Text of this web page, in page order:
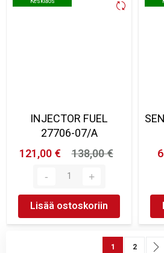
INJECTOR FUEL
27706-07/A
121,00 €
138,00 €
Lisää ostoskoriin
SivuYou're
1 Sivu
2